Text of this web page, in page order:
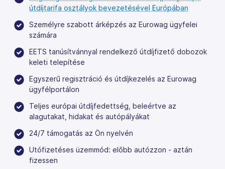
útdíjtarifa osztályok bevezetésével Európában
Személyre szabott árképzés az Eurowag ügyfelei
számára
EETS tanúsítvánnyal rendelkező útdíjfizető dobozok
keleti telepítése
Egyszerű regisztráció és útdíjkezelés az Eurowag
ügyfélportálon
Teljes európai útdíjfedettség, beleértve az
alagutakat, hidakat és autópályákat
24/7 támogatás az Ön nyelvén
Utófizetéses üzemmód: előbb autózzon - aztán
fizessen